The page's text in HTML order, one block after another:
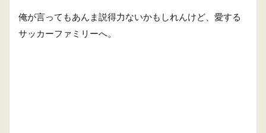
俺が言ってもあんま説得力ないかもしれんけど、愛する
サッカーファミリーへ。